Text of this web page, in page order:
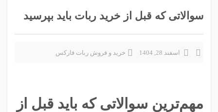
سوالاتی که قبل از خرید ربات باید بپرسید
اسفند 28, 1404 خرید و فروش ربات فارکس
مهم‌ترین سوالاتی که باید قبل از